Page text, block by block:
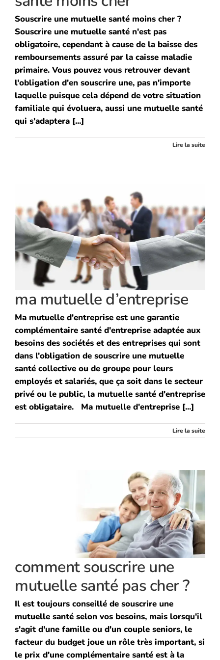
Souscrire une mutuelle santé moins cher ?
Souscrire une mutuelle santé n'est pas
obligatoire, cependant à cause de la baisse des
remboursements assuré par la caisse maladie
primaire. Vous pouvez vous retrouver devant
l'obligation d'en souscrire une, pas n'importe
laquelle puisque cela dépend de votre situation
familiale qui évoluera, aussi une mutuelle santé
qui s'adaptera [...]
Lire la suite
ma mutuelle d’entreprise
Ma mutuelle d'entreprise est une garantie
complémentaire santé d'entreprise adaptée aux
besoins des sociétés et des entreprises qui sont
dans l'obligation de souscrire une mutuelle
santé collective ou de groupe pour leurs
employés et salariés, que ça soit dans le secteur
privé ou le public, la mutuelle santé d'entreprise
est obligataire. Ma mutuelle d'entreprise [...]
Lire la suite
comment souscrire une
mutuelle santé pas cher ?
Il est toujours conseillé de souscrire une
mutuelle santé selon vos besoins, mais lorsqu'il
s'agit d'une famille ou d'un couple seniors, le
facteur du budget joue un rôle très important, si
le prix d'une complémentaire santé est à la